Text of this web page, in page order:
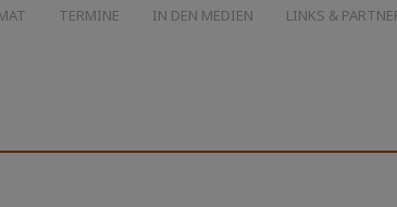
TERMINE IN DEN MEDIEN LINKS &